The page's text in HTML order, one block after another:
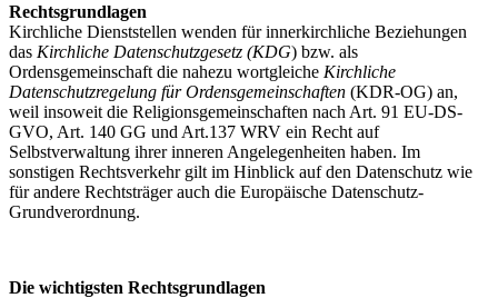
Rechtsgrundlagen
Kirchliche Dienststellen wenden für innerkirchliche Beziehungen
das Kirchliche Datenschutzgesetz (KDG) bzw. als
Ordensgemeinschaft die nahezu wortgleiche Kirchliche
Datenschutzregelung für Ordensgemeinschaften (KDR-OG) an,
weil insoweit die Religionsgemeinschaften nach Art. 91 EU-DS-
GVO, Art. 140 GG und Art.137 WRV ein Recht auf
Selbstverwaltung ihrer inneren Angelegenheiten haben. Im
sonstigen Rechtsverkehr gilt im Hinblick auf den Datenschutz wie
für andere Rechtsträger auch die Europäische Datenschutz-
Grundverordnung.
Die wichtigsten Rechtsgrundlagen